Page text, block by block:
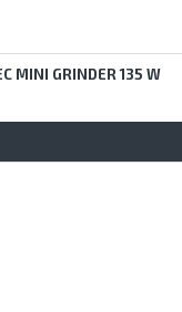
MINI GRINDER 135 W